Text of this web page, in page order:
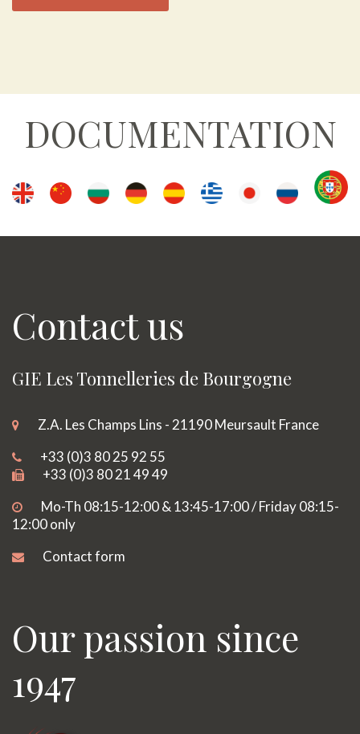
DOCUMENTATION
Contact us
GIE Les Tonnelleries de Bourgogne
Z.A. Les Champs Lins - 21190 Meursault France
+33 (0)3 80 25 92 55
+33 (0)3 80 21 49 49
Mo-Th 08:15-12:00 & 13:45-17:00 / Friday 08:15-
12:00 only
Contact form
Our passion since
1947